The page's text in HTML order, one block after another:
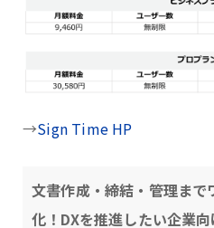
→Sign Time HP
文書作成・締結・管理まで
化！DXを推進したい企業向